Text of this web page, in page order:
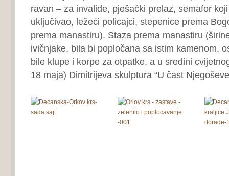
ravan – za invalide, pješački prelaz, semafor
uključivao, ležeći policajci, stepenice prema
prema manastiru). Staza prema manastiru
ivičnjake, bila bi popločana sa istim kamenom,
bile klupe i korpe za otpatke, a u sredini
18 maja) Dimitrijeva skulptura “U čast